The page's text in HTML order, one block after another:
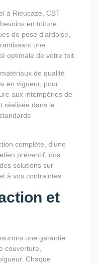
à Rieucazé, CBT
en toiture.
de pose d'ardoise,
une
optimale de votre toit.
de qualité
en vigueur, pour
aux intempéries de
réalisée dans le
complète, d'une
préventif, nos
solutions sur
à vos contraintes.
et
une garantie
couverture,
Chaque